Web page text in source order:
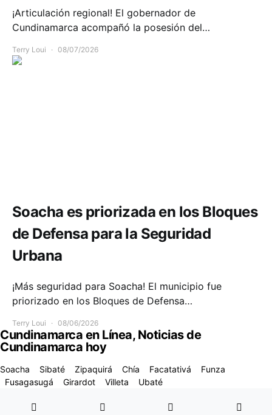
¡Articulación regional! El gobernador de
Cundinamarca acompañó la posesión del…
Terry Loui 08/07/2026
Soacha es priorizada en los Bloques
de Defensa para la Seguridad
Urbana
¡Más seguridad para Soacha! El municipio fue
priorizado en los Bloques de Defensa…
Terry Loui 08/06/2026
Cundinamarca en Línea, Noticias de
Cundinamarca hoy
Soacha Sibaté Zipaquirá Chía Facatativá
Funza
Fusagasugá
Girardot Villeta Ubaté